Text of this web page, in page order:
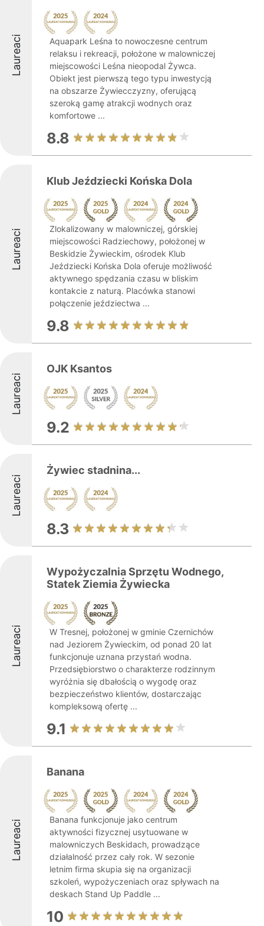
Laureaci
Aquapark Leśna to nowoczesne centrum
relaksu i rekreacji, położone w malowniczej
miejscowości Leśna nieopodal Żywca.
Obiekt jest pierwszą tego typu inwestycją
na obszarze Żywiecczyzny, oferującą
szeroką gamę atrakcji wodnych oraz
komfortowe ...
8.8
Laureaci
Klub Jeździecki Końska Dola
Zlokalizowany w malowniczej, górskiej
miejscowości Radziechowy, położonej w
Beskidzie Żywieckim, ośrodek Klub
Jeździecki Końska Dola oferuje możliwość
aktywnego spędzania czasu w bliskim
kontakcie z naturą. Placówka stanowi
połączenie jeździectwa ...
9.8
Laureaci
OJK Ksantos
9.2
Laureaci
Żywiec stadnina...
8.3
Laureaci
Wypożyczalnia Sprzętu Wodnego,
Statek Ziemia Żywiecka
W Tresnej, położonej w gminie Czernichów
nad Jeziorem Żywieckim, od ponad 20 lat
funkcjonuje uznana przystań wodna.
Przedsiębiorstwo o charakterze rodzinnym
wyróżnia się dbałością o wygodę oraz
bezpieczeństwo klientów, dostarczając
kompleksową ofertę ...
9.1
Laureaci
Banana
Banana funkcjonuje jako centrum
aktywności fizycznej usytuowane w
malowniczych Beskidach, prowadzące
działalność przez cały rok. W sezonie
letnim firma skupia się na organizacji
szkoleń, wypożyczeniach oraz spływach na
deskach Stand Up Paddle ...
10